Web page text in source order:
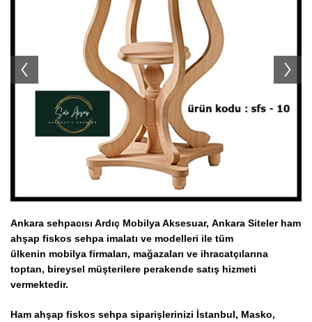
Ahşap Tabure İmalatı Modelleri
Ahşap Servis Arabaları
Koltuk Takımı İmalatı Modelleri
TV Ünitesi İmalatı Modelleri
Ahşap Konsol İmalatı Modelleri
Ahşap Askılık İmalatı Modelleri
Ahşap Komodin İmalatı Modelleri
Ankara sehpacısı Ardıç Mobilya Aksesuar, Ankara Siteler ham
ahşap fiskos sehpa imalatı ve modelleri ile tüm
ülkenin mobilya firmaları, mağazaları ve ihracatçılarına
toptan, bireysel müşterilere perakende satış hizmeti
vermektedir.
Ham ahşap fiskos sehpa siparişlerinizi İstanbul, Masko,